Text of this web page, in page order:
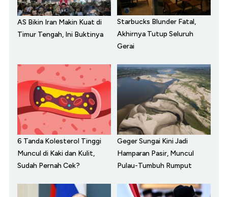
AS Bikin Iran Makin Kuat di
Timur Tengah, Ini Buktinya
Starbucks Blunder Fatal,
Akhirnya Tutup Seluruh
Gerai
6 Tanda Kolesterol Tinggi
Muncul di Kaki dan Kulit,
Sudah Pernah Cek?
Geger Sungai Kini Jadi
Hamparan Pasir, Muncul
Pulau-Tumbuh Rumput